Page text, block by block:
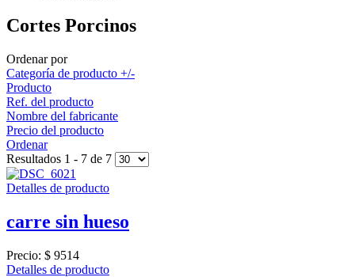
Cortes Porcinos
Ordenar por
Categoría de producto +/-
Producto
Ref. del producto
Nombre del fabricante
Precio del producto
Ordenar
Resultados 1 - 7 de 7
Detalles de producto
carre sin hueso
Precio: $ 9514
Detalles de producto